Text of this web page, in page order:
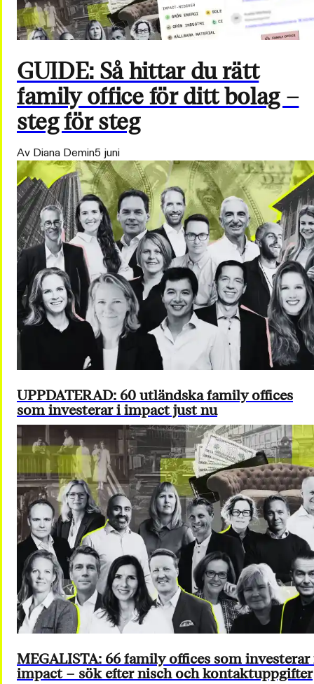
GUIDE: Så hittar du rätt
family office för ditt bolag –
steg för steg
Av Diana Demin5 juni
UPPDATERAD: 60 utländska family offices
som investerar i impact just nu
MEGALISTA: 66 family offices som investerar
impact – sök efter nisch och kontaktuppgifter